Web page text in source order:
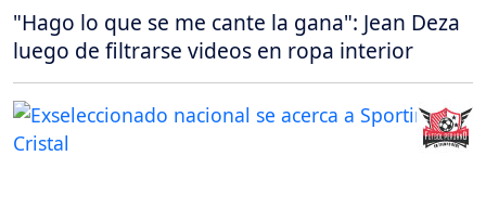
"Hago lo que se me cante la gana": Jean Deza
luego de filtrarse videos en ropa interior